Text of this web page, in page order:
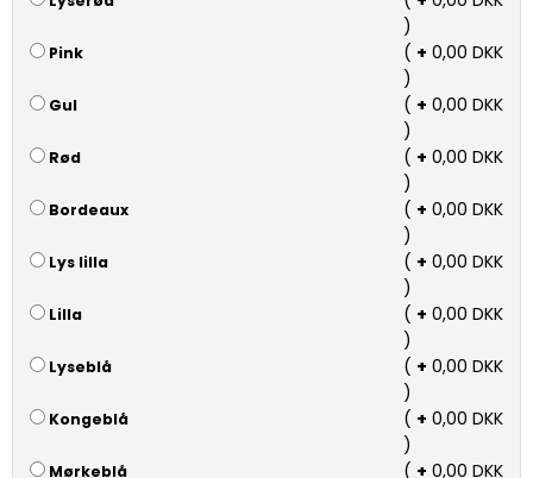
)
Pink ( + 0,00 DKK
)
Gul ( + 0,00 DKK
)
Rød ( + 0,00 DKK
)
Bordeaux ( + 0,00 DKK
)
Lys lilla ( + 0,00 DKK
)
Lilla ( + 0,00 DKK
)
Lyseblå ( + 0,00 DKK
)
Kongeblå ( + 0,00 DKK
)
Mørkeblå ( + 0,00 DKK